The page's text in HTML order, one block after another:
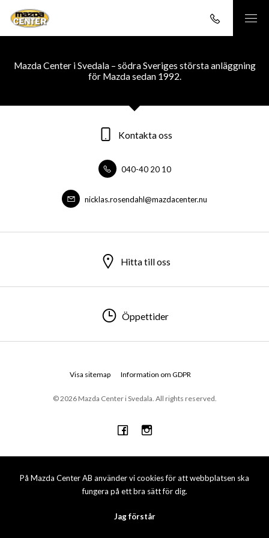
På Mazda Center AB använder vi cookies för att webbplatsen ska
fungera på ett bra sätt för dig.
Jag förstår
Mazda Center i Svedala – södra Sveriges största anläggning
för Mazda sedan 1992.
Kontakta oss
040-40 20 10
nicklas.rosendahl@mazdacenter.nu
Hitta till oss
Öppettider
© 2026 Mazda Center i Svedala. All rights reserved.
Visa sitemap Information om GDPR